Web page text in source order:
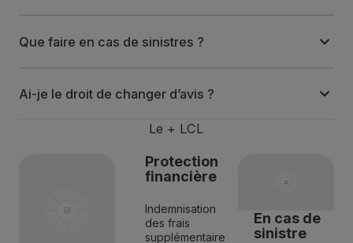
Que faire en cas de sinistres ?
Ai-je le droit de changer d’avis ?
Le + LCL
Protection
financière
Indemnisation
des frais
supplémentaires
En cas de
sinistre